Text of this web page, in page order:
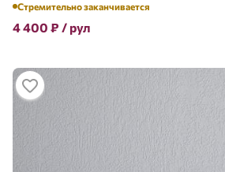
Стремительно заканчивается
4 400 ₽ / рул